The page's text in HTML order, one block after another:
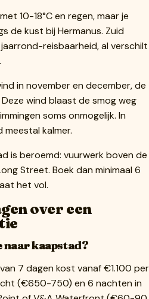
10-18°C en regen, maar je
de kust bij Hermanus. Zuid
reisbaarheid, al verschilt
in november en december, de
wind blaast de smog weg
soms onmogelijk. In
kalmer.
is beroemd: vuurwerk boven de
Street. Boek dan minimaal 6
het vol.
over een
naar kaapstad?
7 dagen kost vanaf €1.100 per
(€650-750) en 6 nachten in